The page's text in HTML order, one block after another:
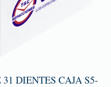
DIENTES CAJA S5-